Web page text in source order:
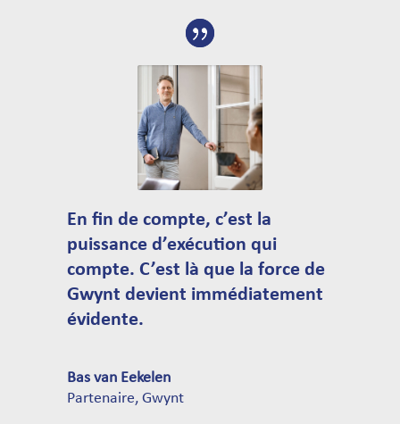
En fin de compte, c’est la
puissance d’exécution qui
compte. C’est là que la force de
Gwynt devient immédiatement
évidente.
Bas van Eekelen
Partenaire, Gwynt